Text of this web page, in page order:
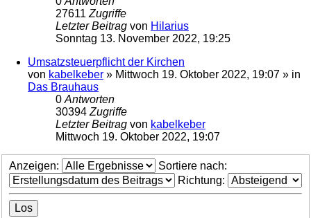
27611 Zugriffe
Letzter Beitrag von Hilarius
Sonntag 13. November 2022, 19:25
Umsatzsteuerpflicht der Kirchen
von kabelkeber » Mittwoch 19. Oktober 2022, 19:07 » in
Das Brauhaus
0 Antworten
30394 Zugriffe
Letzter Beitrag von kabelkeber
Mittwoch 19. Oktober 2022, 19:07
Anzeigen:
Sortiere nach:
Richtung: